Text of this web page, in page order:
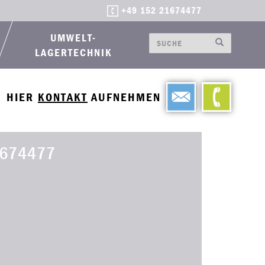
+49 152 21674477
UMWELT-
LAGERTECHNIK
HIER KONTAKT AUFNEHMEN